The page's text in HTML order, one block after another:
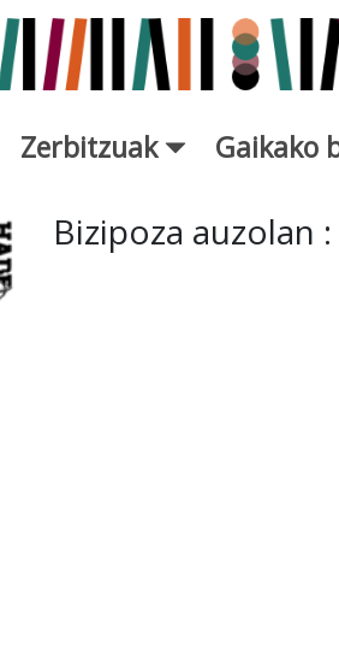
Zerbitzuak Gaikako
Fitxa -
Bizipoza auzolan